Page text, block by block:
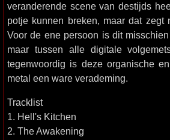
veranderende scene van destijds
potje kunnen breken, maar dat zegt
Voor de ene persoon is dit
maar tussen alle digitale
tegenwoordig is deze organische
metal een ware verademing.
Tracklist
1. Hell's Kitchen
2. The Awakening